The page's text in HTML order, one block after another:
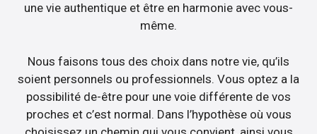
une vie authentique et être en harmonie avec vous-
même.
Nous faisons tous des choix dans notre vie, qu’ils
soient personnels ou professionnels. Vous optez a la
possibilité de-être pour une voie différente de vos
proches et c’est normal. Dans l’hypothèse où vous